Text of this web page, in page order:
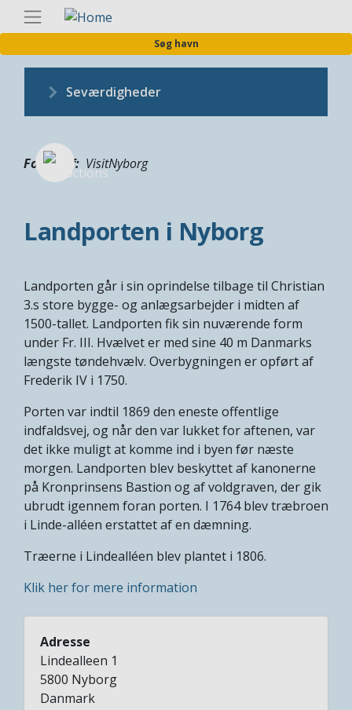
Søg havn
Seværdigheder
Fotograf VisitNyborg
Landporten i Nyborg
Landporten går i sin oprindelse tilbage til Christian
3.s store bygge- og anlægsarbejder i midten af
1500-tallet. Landporten fik sin nuværende form
under Fr. III. Hvælvet er med sine 40 m Danmarks
længste tøndehvælv. Overbygningen er opført af
Frederik IV i 1750.
Porten var indtil 1869 den eneste offentlige
indfaldsvej, og når den var lukket for aftenen, var
det ikke muligt at komme ind i byen før næste
morgen. Landporten blev beskyttet af kanonerne
på Kronprinsens Bastion og af voldgraven, der gik
ubrudt igennem foran porten. I 1764 blev træbroen
i Linde-alléen erstattet af en dæmning.
Træerne i Lindealléen blev plantet i 1806.
Klik her for mere information
Adresse
Lindealleen 1
5800 Nyborg
Danmark